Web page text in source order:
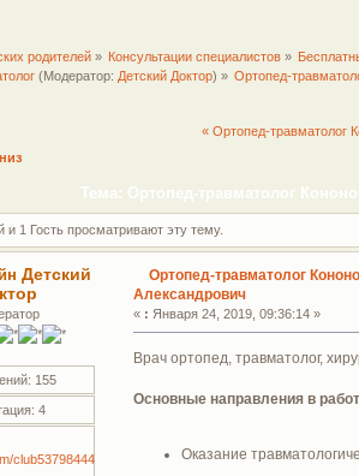
родителей» Консультации специалистов »
(Модератор: Детский Доктор) » Ортопед-
« Ортопед-травматолог
Тема: Ортопед-травматолог
и 1 Гость просматривают эту тему.
Детский
155
4
Ортопед-травматолог
Александрович
« : Января 24, 2019, 09:36:14 »
Врач ортопед, травматолог,
Основные направления в
Оказание